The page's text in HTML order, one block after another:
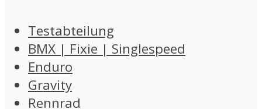
Testabteilung
BMX | Fixie | Singlespeed
Enduro
Gravity
Rennrad